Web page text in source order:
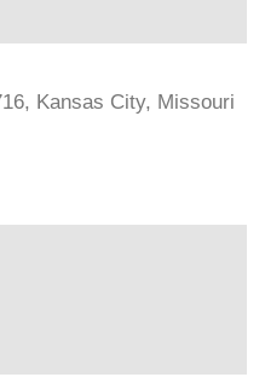
Kansas City, Missouri